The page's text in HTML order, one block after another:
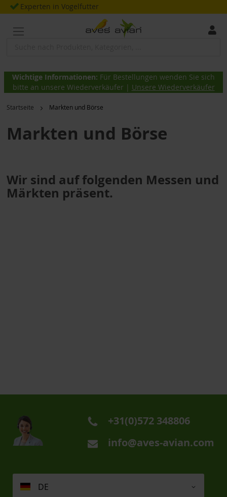
Zum
Inhalt
springen
Experten in Vogelfutter
Wichtige Informationen: Für Bestellungen wenden Sie sich
bitte an unsere Wiederverkäufer | Unsere Wiederverkäufer
Startseite Markten und Börse
Markten und Börse
Wir sind auf folgenden Messen und
Märkten präsent.
+31(0)572 348806
info@aves-avian.com
DE